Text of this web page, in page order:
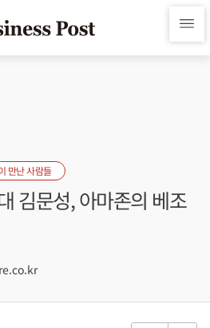
만난 사람들
김문성, 아마존의 베조